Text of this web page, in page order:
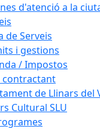
d'atenció a la
de Serveis
i gestions
/ Impostos
contractant
de Llinars del
Cultural SLU